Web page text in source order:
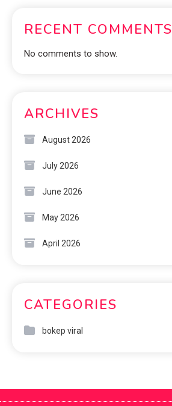
RECENT COMMENTS
No comments to show.
ARCHIVES
August 2026
July 2026
June 2026
May 2026
April 2026
CATEGORIES
bokep viral